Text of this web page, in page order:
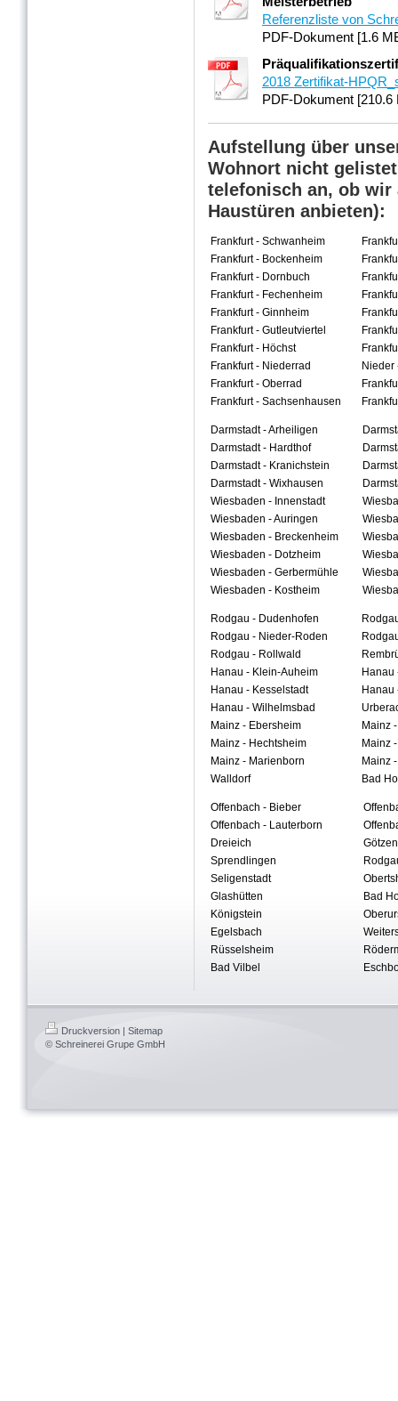
Referenzliste von
PDF-Dokument [1.6
2018 Zertifikat-
PDF-Dokument [210.6
Aufstellung über
Wohnort nicht
telefonisch an, ob wir
Haustüren anbieten):
Frankfurt - Schwanheim
Frankfurt - Bockenheim
Frankfurt - Dornbuch
Frankfurt - Fechenheim
Frankfurt - Ginnheim
Frankfurt - Gutleutviertel
Frankfurt - Höchst
Frankfurt - Niederrad
Nieder
Frankfurt - Oberrad
Frankfurt - Sachsenhausen
Darmstadt - Arheiligen
Darmstadt - Hardthof
Darmstadt - Kranichstein
Darmstadt - Wixhausen
Wiesbaden - Innenstadt
Wiesbaden - Auringen
Wiesbaden - Breckenheim
Wiesbaden - Dotzheim
Wiesbaden - Gerbermühle
Wiesbaden - Kostheim
Rodgau - Dudenhofen
Rodgau - Nieder-Roden
Rodgau - Rollwald
Hanau - Klein-Auheim
Hanau
Hanau - Kesselstadt
Hanau
Hanau - Wilhelmsbad
Mainz - Ebersheim
Mainz
Mainz - Hechtsheim
Mainz
Mainz - Marienborn
Mainz
Walldorf
Bad
Offenbach - Bieber
Offenbach - Lauterborn
Dreieich
Sprendlingen
Seligenstadt
Glashütten
Bad
Königstein
Egelsbach
Rüsselsheim
Bad Vilbel
Druckversion | Sitemap
© Schreinerei Grupe GmbH